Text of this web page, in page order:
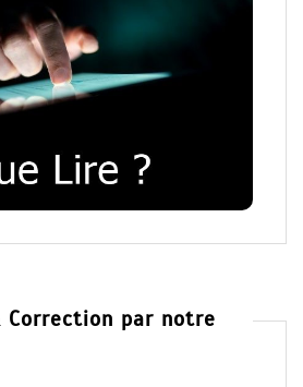
Correction par notre